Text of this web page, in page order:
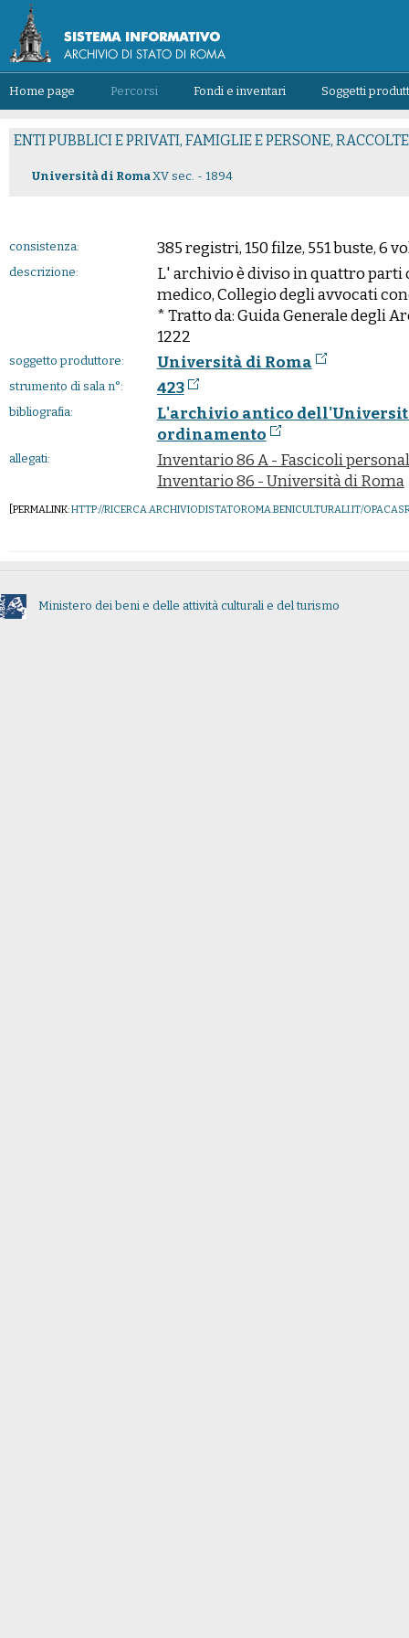
Home page Percorsi Fondi e inventari Soggetti
ENTI PUBBLICI E PRIVATI, FAMIGLIE E PERSONE,
Università di RomaXV sec. - 1894
consistenza: 385 registri, 150 filze, 551 buste, 6
descrizione:
L' archivio è diviso in quattro parti
medico, Collegio degli avvocati
* Tratto da: Guida Generale degli
1222
soggetto produttore: Università di Roma
strumento di sala n°: 423
bibliografia:
L'archivio antico
ordinamento
allegati:
Inventario 86 A - Fascicoli
Inventario 86 - Università di Roma
[PERMALINK:HTTP://RICERCA.ARCHIVIODISTATOROMA.BENICULTURALI.IT/
Ministero dei beni e delle attività culturali e del turismo